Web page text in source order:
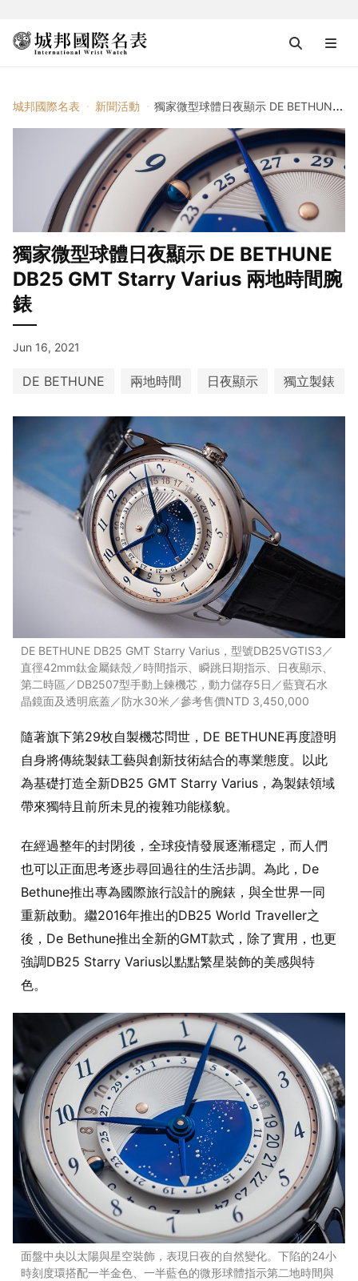
城邦國際名表 新聞活動 獨家微型球體日夜顯示 DE BETHUNE DB25 GMT Starry Varius 兩地時間腕錶
獨家微型球體日夜顯示 DE BETHUNE
DB25 GMT Starry Varius 兩地時間腕
錶
Jun 16, 2021
DE BETHUNE 兩地時間 日夜顯示 獨立製錶
DE BETHUNE DB25 GMT Starry Varius，型號DB25VGTIS3／
直徑42mm鈦金屬錶殼／時間指示、瞬跳日期指示、日夜顯示、
第二時區／DB2507型手動上鍊機芯，動力儲存5日／藍寶石水
晶鏡面及透明底蓋／防水30米／參考售價NTD 3,450,000
隨著旗下第29枚自製機芯問世，DE BETHUNE再度證明
自身將傳統製錶工藝與創新技術結合的專業態度。以此
為基礎打造全新DB25 GMT Starry Varius，為製錶領域
帶來獨特且前所未見的複雜功能樣貌。
在經過整年的封閉後，全球疫情發展逐漸穩定，而人們
也可以正面思考逐步尋回過往的生活步調。為此，De
Bethune推出專為國際旅行設計的腕錶，與全世界一同
重新啟動。繼2016年推出的DB25 World Traveller之
後，De Bethune推出全新的GMT款式，除了實用，也更
強調DB25 Starry Varius以點點繁星裝飾的美感與特
色。
面盤中央以太陽與星空裝飾，表現日夜的自然變化。下陷的24小
時刻度環搭配一半金色、一半藍色的微形球體指示第二地時間與